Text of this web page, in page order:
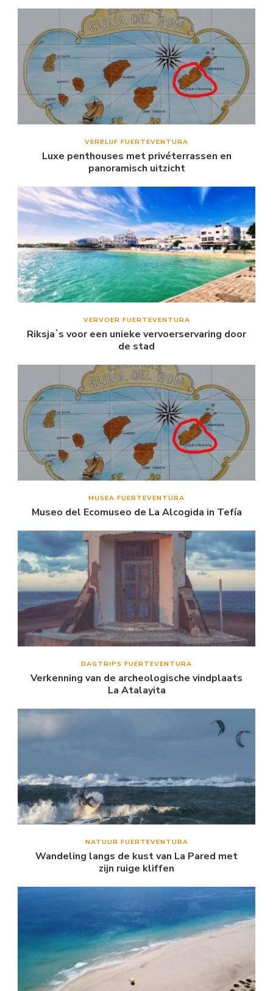
VERBLIJF FUERTEVENTURA
Luxe penthouses met privéterrassen en
panoramisch uitzicht
VERVOER FUERTEVENTURA
Riksjaʼs voor een unieke vervoerservaring door
de stad
MUSEA FUERTEVENTURA
Museo del Ecomuseo de La Alcogida in Tefía
DAGTRIPS FUERTEVENTURA
Verkenning van de archeologische vindplaats
La Atalayita
NATUUR FUERTEVENTURA
Wandeling langs de kust van La Pared met
zijn ruige kliffen